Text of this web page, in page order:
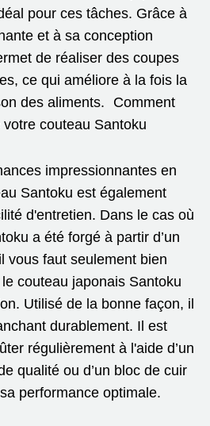
pour ces tâches. Grâce à
et à sa conception
de réaliser des coupes
ce qui améliore à la fois la
des aliments. Comment
votre couteau Santoku
impressionnantes en
Santoku est également
d'entretien. Dans le cas où
a été forgé à partir d’un
vous faut seulement bien
couteau japonais Santoku
Utilisé de la bonne façon, il
durablement. Il est
régulièrement à l'aide d’un
qualité ou d’un bloc de cuir
performance optimale.